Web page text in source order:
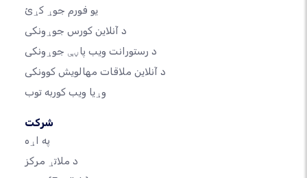
یو فورم جوړ کړئ
د آنلاین کورس جوړونکی
د رستورانت ویب پاڼې جوړونکی
د آنلاین ملاقات مهالویش کوونکی
وړیا ویب کوربه توب
شرکت
په اړه
د ملاتړ مرکز